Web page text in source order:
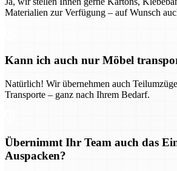
Materialien zur Verfügung – auf Wunsch
Kann ich auch nur Möbel
Natürlich! Wir übernehmen auch
Transporte – ganz nach Ihrem Bedarf.
Übernimmt Ihr Team auch das
Auspacken?